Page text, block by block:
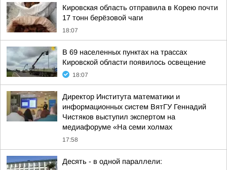
Кировская область отправила в Корею почти
17 тонн берёзовой чаги
18:07
В 69 населенных пунктах на трассах
Кировской области появилось освещение
18:07
Директор Института математики и
информационных систем ВятГУ Геннадий
Чистяков выступил экспертом на
медиафоруме «На семи холмах
17:58
Десять - в одной параллели: